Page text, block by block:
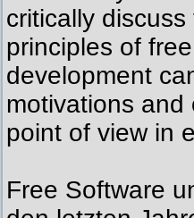
critically
principles of
development
motivations and
point of view in
Free Software